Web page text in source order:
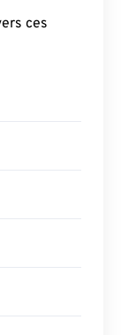
ces